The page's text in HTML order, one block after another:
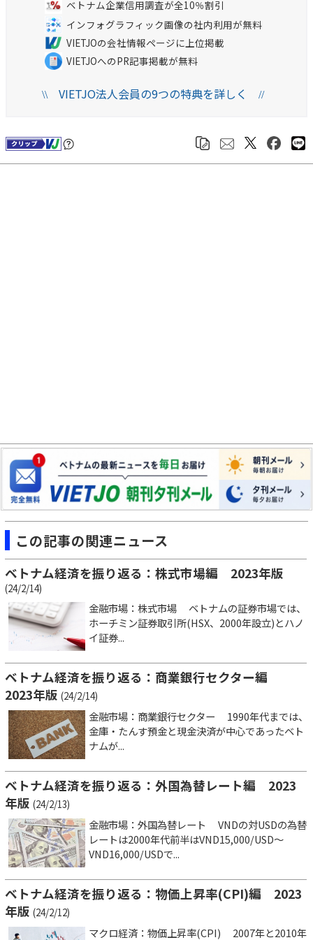
ベトナム企業信用調査が全10％割引
インフォグラフィック画像の社内利用が無料
VIETJOの会社情報ページに上位掲載
VIETJOへのPR記事掲載が無料
\\VIETJO法人会員の9つの特典を詳しく //
この記事の関連ニュース
ベトナム経済を振り返る：株式市場編 2023年版
(24/2/14)
金融市場：株式市場 ベトナムの証券市場では、
ホーチミン証券取引所(HSX、2000年設立)とハノ
イ証券...
ベトナム経済を振り返る：商業銀行セクター編
2023年版 (24/2/14)
金融市場：商業銀行セクター 1990年代までは、
金庫・たんす預金と現金決済が中心であったベト
ナムが...
ベトナム経済を振り返る：外国為替レート編 2023
年版 (24/2/13)
金融市場：外国為替レート VNDの対USDの為替
レートは2000年代前半はVND15,000/USD～
VND16,000/USDで...
ベトナム経済を振り返る：物価上昇率(CPI)編 2023
年版 (24/2/12)
マクロ経済：物価上昇率(CPI) 2007年と2010年